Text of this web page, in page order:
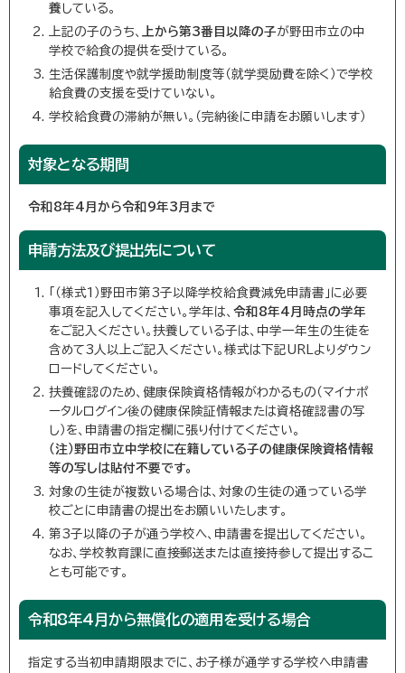
養 している。
上記の子のうち、
上から第3番目以降の子が野田市立の中
学校で給食の提供を受けている。
生活保護制度や就学援助制度等（就学奨励費を除く）で学校
給食費の支援を受けていない。
学校給食費の滞納が無い。（完納後に申請をお願いします）
対象となる期間
令和8年4月から令和9年3月まで
申請方法及び提出先について
「（様式1）野田市第3子以降学校給食費減免申請書」に必要
事項を記入してください。学年は、 令和8年4月時点の学年
をご記入ください。扶養している子は、中学一年生の生徒を
含めて3人以上ご記入ください。様式は下記URLよりダウン
ロードしてください。
扶養確認のため、健康保険資格情報がわかるもの（マイナポ
ータルログイン後の健康保険証情報または資格確認書の写
し）を、申請書の指定欄に張り付けてください。
（注）野田市立中学校に在籍している子の健康保険資格情報
等の写しは貼付不要です。
対象の生徒が複数いる場合は、対象の生徒の通っている学
校ごとに申請書の提出をお願いいたします。
第3子以降の子が通う学校へ、申請書を提出してください。
なお、学校教育課に直接郵送または直接持参して提出するこ
とも可能です。
令和8年4月から無償化の適用を受ける場合
指定する当初申請期限までに、お子様が通学する学校へ申請書